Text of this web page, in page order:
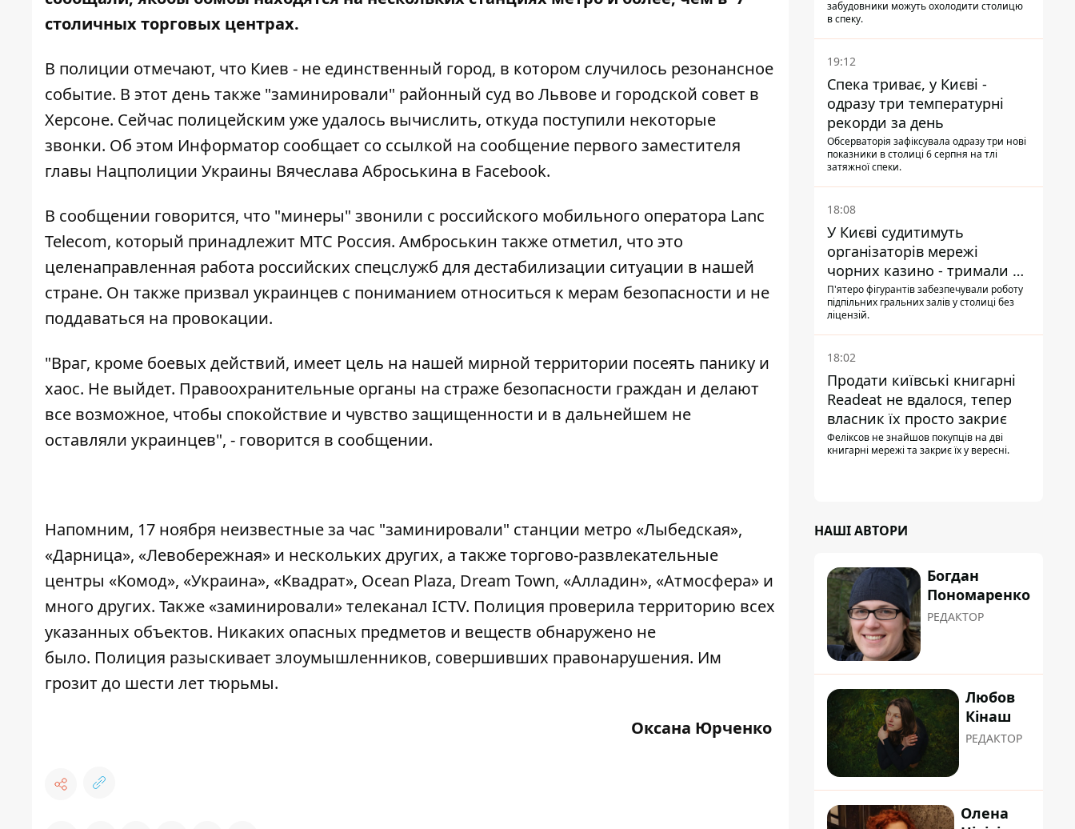
столичных торговых центрах.
В полиции отмечают, что Киев - не единственный город, в котором случилось резонансное
событие. В этот день также "заминировали" районный суд во Львове и городской совет в
Херсоне. Сейчас полицейским уже удалось вычислить, откуда поступили некоторые
звонки. Об этом Информатор сообщает со ссылкой на сообщение первого заместителя
главы Нацполиции Украины Вячеслава Аброськина в Facebook.
В сообщении говорится, что "минеры" звонили с российского мобильного оператора Lanc
Telecom, который принадлежит МТС Россия. Амброськин также отметил, что это
целенаправленная работа российских спецслужб для дестабилизации ситуации в нашей
стране. Он также призвал украинцев с пониманием относиться к мерам безопасности и не
поддаваться на провокации.
"Враг, кроме боевых действий, имеет цель на нашей мирной территории посеять панику и
хаос. Не выйдет. Правоохранительные органы на страже безопасности граждан и делают
все возможное, чтобы спокойствие и чувство защищенности и в дальнейшем не
оставляли украинцев", - говорится в сообщении.
Напомним, 17 ноября неизвестные за час "заминировали" станции метро «Лыбедская»,
«Дарница», «Левобережная» и нескольких других, а также торгово-развлекательные
центры «Комод», «Украина», «Квадрат», Ocean Plaza, Dream Town, «Алладин», «Атмосфера» и
много других. Также «заминировали» телеканал ICTV. Полиция проверила территорию всех
указанных объектов. Никаких опасных предметов и веществ обнаружено не
было. Полиция разыскивает злоумышленников, совершивших правонарушения. Им
грозит до шести лет тюрьмы.
Оксана Юрченко
забудовники можуть охолодити столицю
в спеку.
19:12
Спека триває, у Києві -
одразу три температурні
рекорди за день
Обсерваторія зафіксувала одразу три нові
показники в столиці 6 серпня на тлі
затяжної спеки.
18:08
У Києві судитимуть
організаторів мережі
чорних казино - тримали 39
закладів
П'ятеро фігурантів забезпечували роботу
підпільних гральних залів у столиці без
ліцензій.
18:02
Продати київські книгарні
Readeat не вдалося, тепер
власник їх просто закриє
Феліксов не знайшов покупців на дві
книгарні мережі та закриє їх у вересні.
НАШІ АВТОРИ
Богдан
Пономаренко
РЕДАКТОР
Любов
Кінаш
РЕДАКТОР
Олена